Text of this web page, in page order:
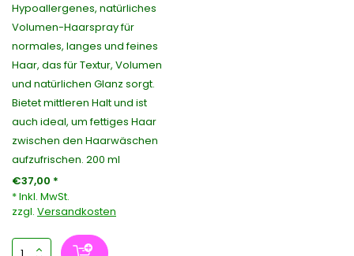
Hypoallergenes, natürliches
Volumen-Haarspray für
normales, langes und feines
Haar, das für Textur, Volumen
und natürlichen Glanz sorgt.
Bietet mittleren Halt und ist
auch ideal, um fettiges Haar
zwischen den Haarwäschen
aufzufrischen. 200 ml
€37,00 *
* Inkl. MwSt.
zzgl. Versandkosten